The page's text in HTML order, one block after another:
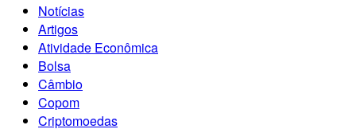
Notícias
Artigos
Atividade Econômica
Bolsa
Câmbio
Copom
Criptomoedas